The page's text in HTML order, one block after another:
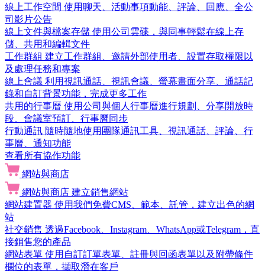
線上工作空間 使用聊天、活動事項動能、評論、回應、全公
司影片公告
線上文件與檔案存儲 使用公司雲碟，與同事輕鬆在線上存
儲、共用和編輯文件
工作群組 建立工作群組、邀請外部使用者、設置存取權限以
及處理任務和專案
線上會議 利用視訊通話、視訊會議、螢幕畫面分享、通話記
錄和自訂背景功能，完成更多工作
共用的行事曆 使用公司與個人行事曆進行規劃、分享開放時
段、會議室預訂、行事曆同步
行動通訊 隨時隨地使用團隊通訊工具、視訊通話、評論、行
事曆、通知功能
查看所有協作功能
網站與商店
網站與商店 建立銷售網站
網站建置器 使用我們免費CMS、範本、託管，建立出色的網
站
社交銷售 透過Facebook、Instagram、WhatsApp或Telegram，直
接銷售您的產品
網站表單 使用自訂訂單表單、註冊與回函表單以及附帶條件
欄位的表單，擷取潛在客戶